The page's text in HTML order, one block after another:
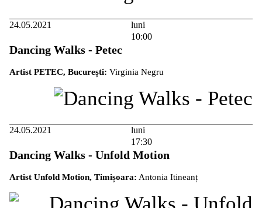
24.05.2021
luni
10:00
Dancing Walks - Petec
Artist PETEC, București: Virginia Negru
24.05.2021
luni
17:30
Dancing Walks - Unfold Motion
Artist Unfold Motion, Timișoara: Antonia Itineanț